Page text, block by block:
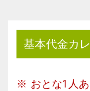
基本代金カ
おとな1人